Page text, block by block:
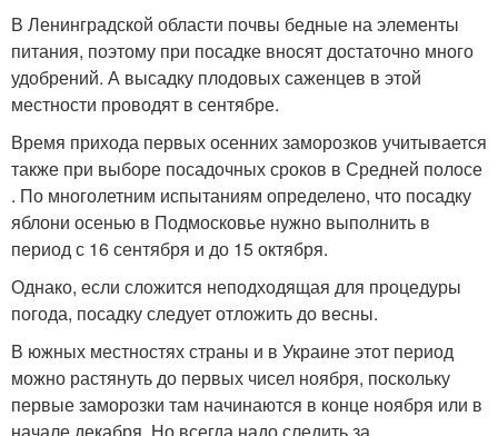
В Ленинградской области почвы бедные на элементы
питания, поэтому при посадке вносят достаточно много
удобрений. А высадку плодовых саженцев в этой
местности проводят в сентябре.
Время прихода первых осенних заморозков учитывается
также при выборе посадочных сроков в Средней полосе
. По многолетним испытаниям определено, что посадку
яблони осенью в Подмосковье нужно выполнить в
период с 16 сентября и до 15 октября.
Однако, если сложится неподходящая для процедуры
погода, посадку следует отложить до весны.
В южных местностях страны и в Украине этот период
можно растянуть до первых чисел ноября, поскольку
первые заморозки там начинаются в конце ноября или в